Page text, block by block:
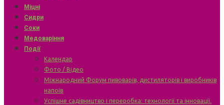
Міцні
Сидри
Соки
Медоваріння
Події
Календар
Фото / Відео
Міжнародний Форум пивоварів, дистиляторів і виробників
напоїв
Успішне садівництво і переробка: технології та інновації.